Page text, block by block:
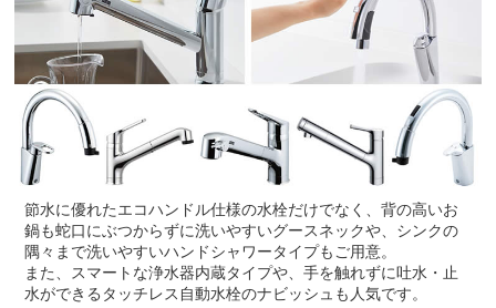
節水に優れたエコハンドル仕様の水栓だけでなく、背の高いお
鍋も蛇口にぶつからずに洗いやすいグースネックや、シンクの
隅々まで洗いやすいハンドシャワータイプもご用意。
また、スマートな浄水器内蔵タイプや、手を触れずに吐水・止
水ができるタッチレス自動水栓のナビッシュも人気です。